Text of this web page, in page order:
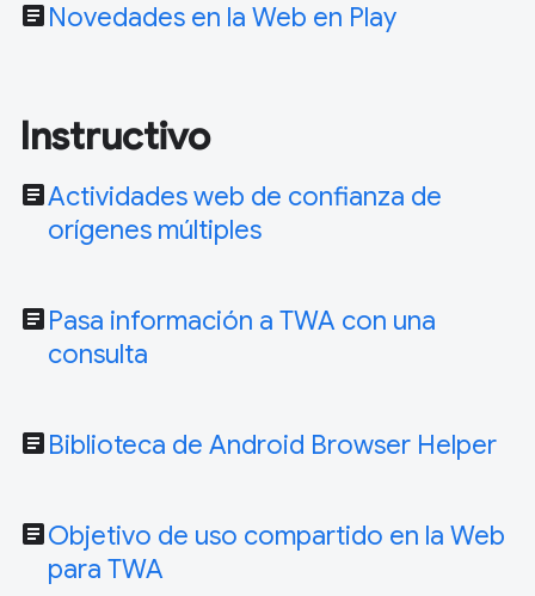
article Novedades en la Web en Play
Instructivo
articleActividades web de confianza de
orígenes múltiples
article Pasa información a TWA con una
consulta
article Biblioteca de Android Browser Helper
articleObjetivo de uso compartido en la Web
para TWA